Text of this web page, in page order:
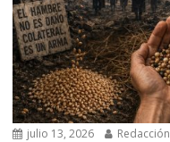
julio 13, 2026 Redacción